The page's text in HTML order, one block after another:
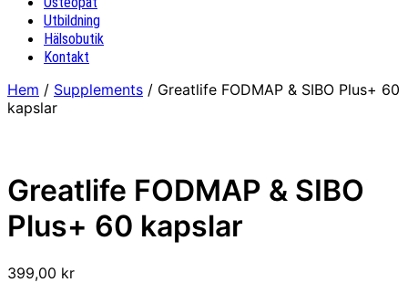
Utbildning
Hälsobutik
Kontakt
Hem / Supplements / Greatlife FODMAP & SIBO Plus+ 60
kapslar
Greatlife FODMAP & SIBO
Plus+ 60 kapslar
399,00 kr